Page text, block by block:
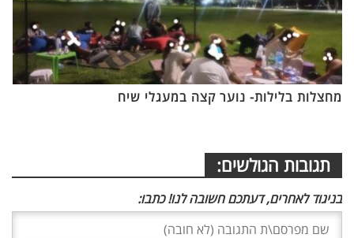
מחצלות בלילות- נוער קצה במעגלי שיח
תגובות הגולשים:
בניגוד לאחרים, דעתכם חשובה לנו! כתבו: